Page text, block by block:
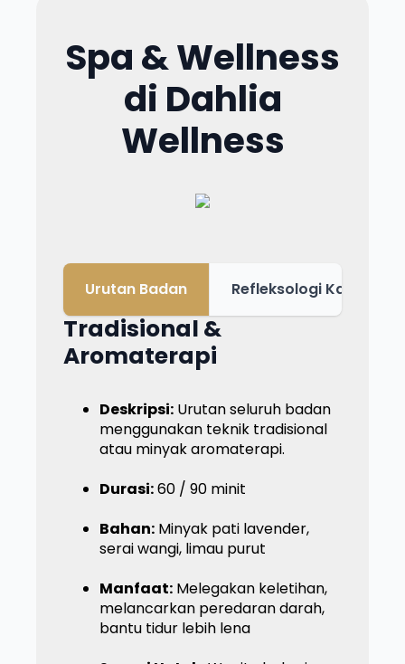
Spa & Wellness
di Dahlia
Wellness
Urutan Badan Refleksologi Kaki
Tradisional &
Aromaterapi
Deskripsi: Urutan seluruh badan
menggunakan teknik tradisional
atau minyak aromaterapi.
Durasi:60 / 90 minit
Bahan: Minyak pati lavender,
serai wangi, limau purut
Manfaat: Melegakan keletihan,
melancarkan peredaran darah,
bantu tidur lebih lena